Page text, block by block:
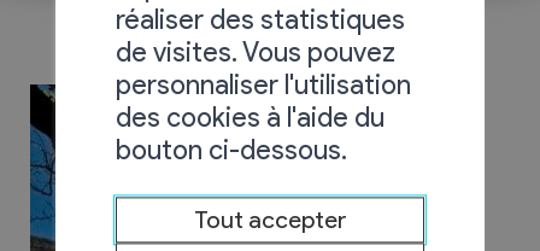
réaliser des statistiques
de visites. Vous pouvez
personnaliser l'utilisation
des cookies à l'aide du
bouton ci-dessous.
Tout accepter